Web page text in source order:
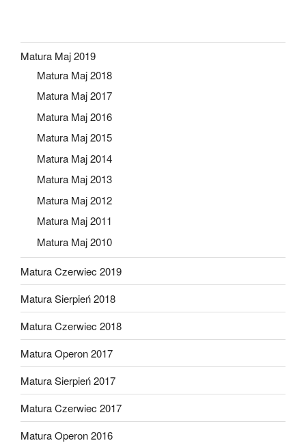
Matura Maj 2019
Matura Maj 2018
Matura Maj 2017
Matura Maj 2016
Matura Maj 2015
Matura Maj 2014
Matura Maj 2013
Matura Maj 2012
Matura Maj 2011
Matura Maj 2010
Matura Czerwiec 2019
Matura Sierpień 2018
Matura Czerwiec 2018
Matura Operon 2017
Matura Sierpień 2017
Matura Czerwiec 2017
Matura Operon 2016